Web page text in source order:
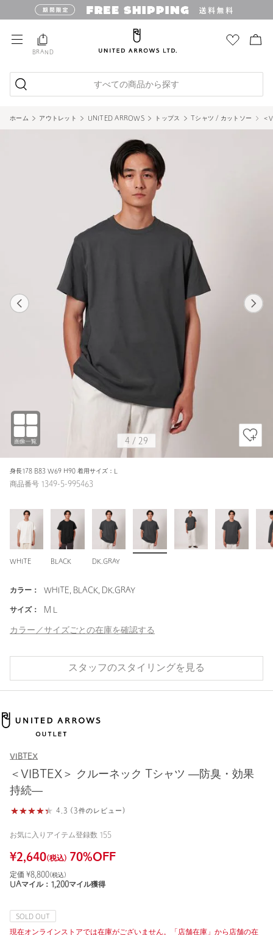
BRAND
すべての商品から探す
ホーム アウトレット UNITED ARROWS トップス Tシャツ / カットソー ＜
身長178 B83 W69 H90 着用サイズ：L
4 / 29
商品番号 1349-5-995463
WHITE BLACK DK.GRAY
カラー： WHITE, BLACK, DK.GRAY
サイズ： M L
カラー／サイズごとの在庫を確認する
スタッフのスタイリングを見る
VIBTEX
＜VIBTEX＞ クルーネック Tシャツ ―防臭・効果
持続―
4.3 (3件のレビュー)
お気に入りアイテム登録数 155
¥2,640(税込) 70%OFF
定価 ¥8,800(税込)
UAマイル： 1,200マイル獲得
SOLD OUT
現在オンラインストアでは在庫がございません。「店舗在庫」から店舗の在